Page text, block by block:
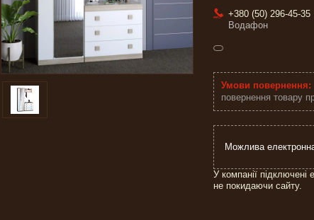
+380 (50) 296-45-35
Водафон
повернення товару
У компанії
не покидаючи сайту.